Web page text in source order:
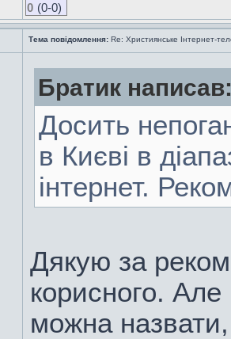
0 (0-0)
Тема повідомлення: Re: Християнське Інтернет-
Братик
Досить
в Києві в
інтернет.
Дякую за
корисного.
можна